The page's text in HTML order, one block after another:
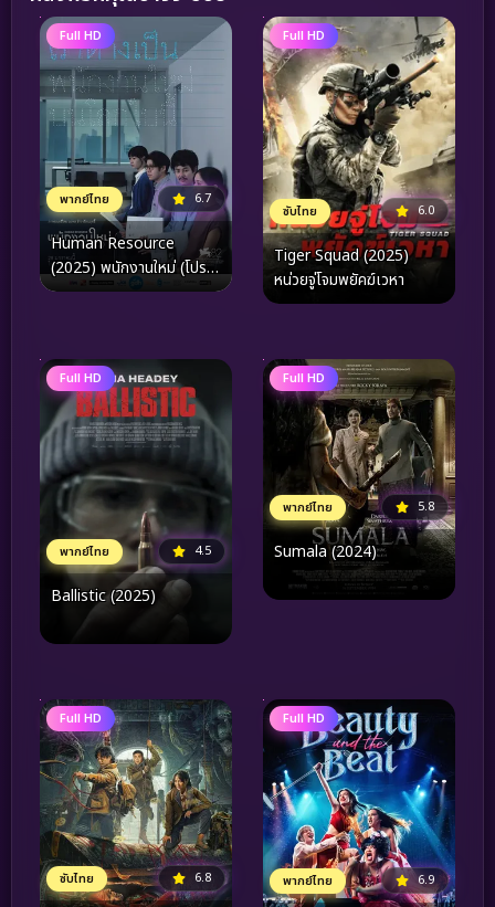
Full HD
พากย์ไทย 6.7
Human Resource
(2025) พนักงานใหม่ (โปรด
รับไว้พิจารณา)
Full HD
ซับไทย 6.0
Tiger Squad (2025)
หน่วยจู่โจมพยัคฆ์เวหา
Full HD
พากย์ไทย 4.5
Ballistic (2025)
Full HD
พากย์ไทย 5.8
Sumala (2024)
Full HD
ซับไทย 6.8
Full HD
พากย์ไทย 6.9